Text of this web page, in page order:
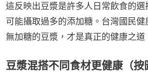
這反映出豆漿是許多人日常飲食的選
可能攝取過多的添加糖。台灣國民
無加糖的豆漿，才是真正的健康之道
豆漿混搭不同食材更健康（按